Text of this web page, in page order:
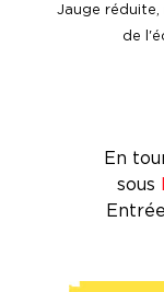
Jauge
de
En
sous